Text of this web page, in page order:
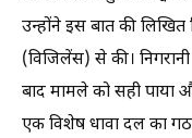
उन्होंने इस बात की लिखित
(विजिलेंस) से की।
बाद मामले को सही पाया
एक विशेष धावा दल का